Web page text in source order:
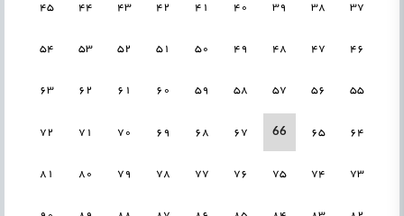
37
38
39
40
41
42
43
44
45
46
47
48
49
50
51
52
53
54
55
56
57
58
59
60
61
62
63
64
65
66
67
68
69
70
71
72
73
74
75
76
77
78
79
80
81